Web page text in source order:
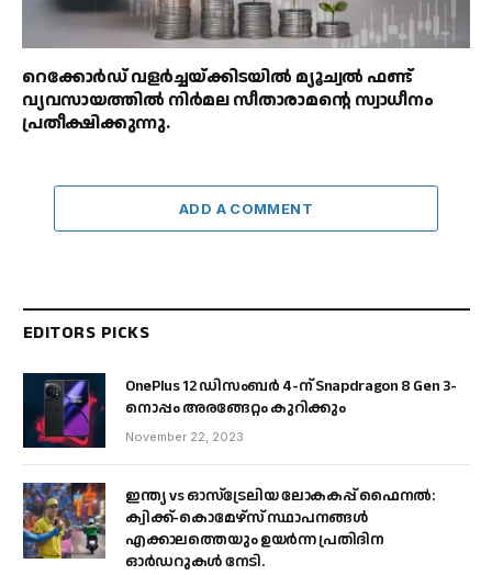
റെക്കോർഡ് വളർച്ചയ്ക്കിടയിൽ മ്യൂച്വൽ ഫണ്ട്
വ്യവസായത്തിൽ നിർമല സീതാരാമൻ്റെ സ്വാധീനം
പ്രതീക്ഷിക്കുന്നു.
ADD A COMMENT
EDITORS PICKS
OnePlus 12 ഡിസംബർ 4-ന് Snapdragon 8 Gen 3-
നൊപ്പം അരങ്ങേറ്റം കുറിക്കും
November 22, 2023
ഇന്ത്യ vs ഓസ്‌ട്രേലിയ ലോകകപ്പ് ഫൈനൽ:
ക്വിക്ക്-കൊമേഴ്‌സ് സ്ഥാപനങ്ങൾ
എക്കാലത്തെയും ഉയർന്ന പ്രതിദിന
ഓർഡറുകൾ നേടി.